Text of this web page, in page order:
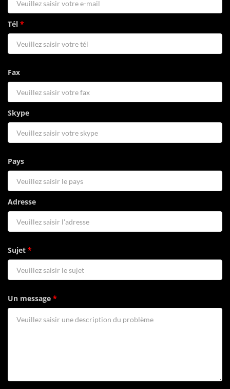
Tél *
Fax
Skype
Pays
Adresse
Sujet *
Un message *